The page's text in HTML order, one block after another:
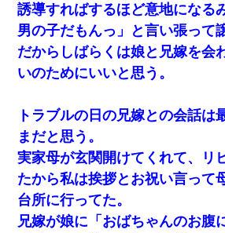
誘導すればするほど意地になる
男の子だもんっ」と言い張って
だからしばらくは娘と兄嫁を会
いのためにいいと思う。
トラブルの日の兄嫁との会話は
まだと思う。
実家母が玄関開けてくれて、リ
たから私は挨拶とお祝い言って
台所に行ってた。
兄嫁が娘に「おばちゃんのお腹